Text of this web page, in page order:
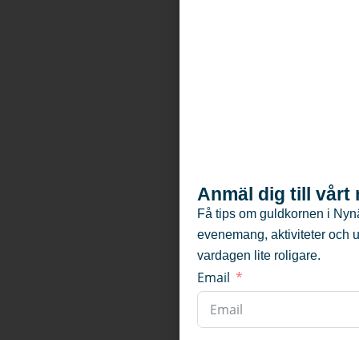
Anmäl dig till vårt
Få tips om guldkornen i
evenemang, aktiviteter och
vardagen lite roligare.
Email